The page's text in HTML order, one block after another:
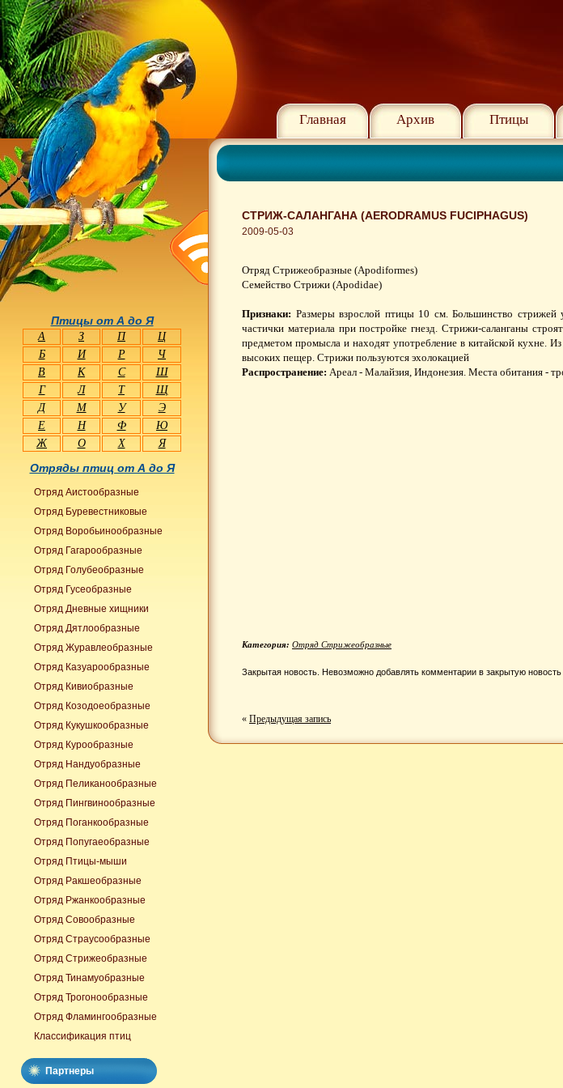
Главная Архив Птицы
СТРИЖ-САЛАНГАНА (AERODRAMUS FUCIPHAGUS)
2009-05-03
Отряд Стрижеобразные (Apodiformes)
Семейство Стрижи (Apodidae)
Признаки: Размеры взрослой птицы 10 см. Большинство
частички материала при постройке гнезд. Стрижи-саланганы
предметом промысла и находят употребление в китайской кухне.
высоких пещер. Стрижи пользуются эхолокацией
Распространение: Ареал - Малайзия, Индонезия. Места обитания -
Категория: Отряд Стрижеобразные
Закрытая новость. Невозможно добавлять комментарии в закрытую новость
« Предыдущая запись
Птицы от А до Я
А З П
Ц
Б
И Р
Ч
В
К С
Ш
Г
Л Т
Щ
Д
М У
Э
Е
Н Ф
Ю
Ж
О Х Я
Отряды птиц от А до Я
Отряд Аистообразные
Отряд Буревестниковые
Отряд Воробьинообразные
Отряд Гагарообразные
Отряд Голубеобразные
Отряд Гусеобразные
Отряд Дневные хищники
Отряд Дятлообразные
Отряд Журавлеобразные
Отряд Казуарообразные
Отряд Кивиобразные
Отряд Козодоеобразные
Отряд Кукушкообразные
Отряд Курообразные
Отряд Нандуобразные
Отряд Пеликанообразные
Отряд Пингвинообразные
Отряд Поганкообразные
Отряд Попугаеобразные
Отряд Птицы-мыши
Отряд Ракшеобразные
Отряд Ржанкообразные
Отряд Совообразные
Отряд Страусообразные
Отряд Стрижеобразные
Отряд Тинамуобразные
Отряд Трогонообразные
Отряд Фламингообразные
Классификация птиц
Партнеры